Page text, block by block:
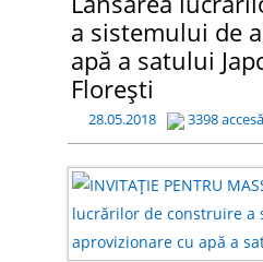
a sistemului de
apă a satului
Floreşti
28.05.2018 3398